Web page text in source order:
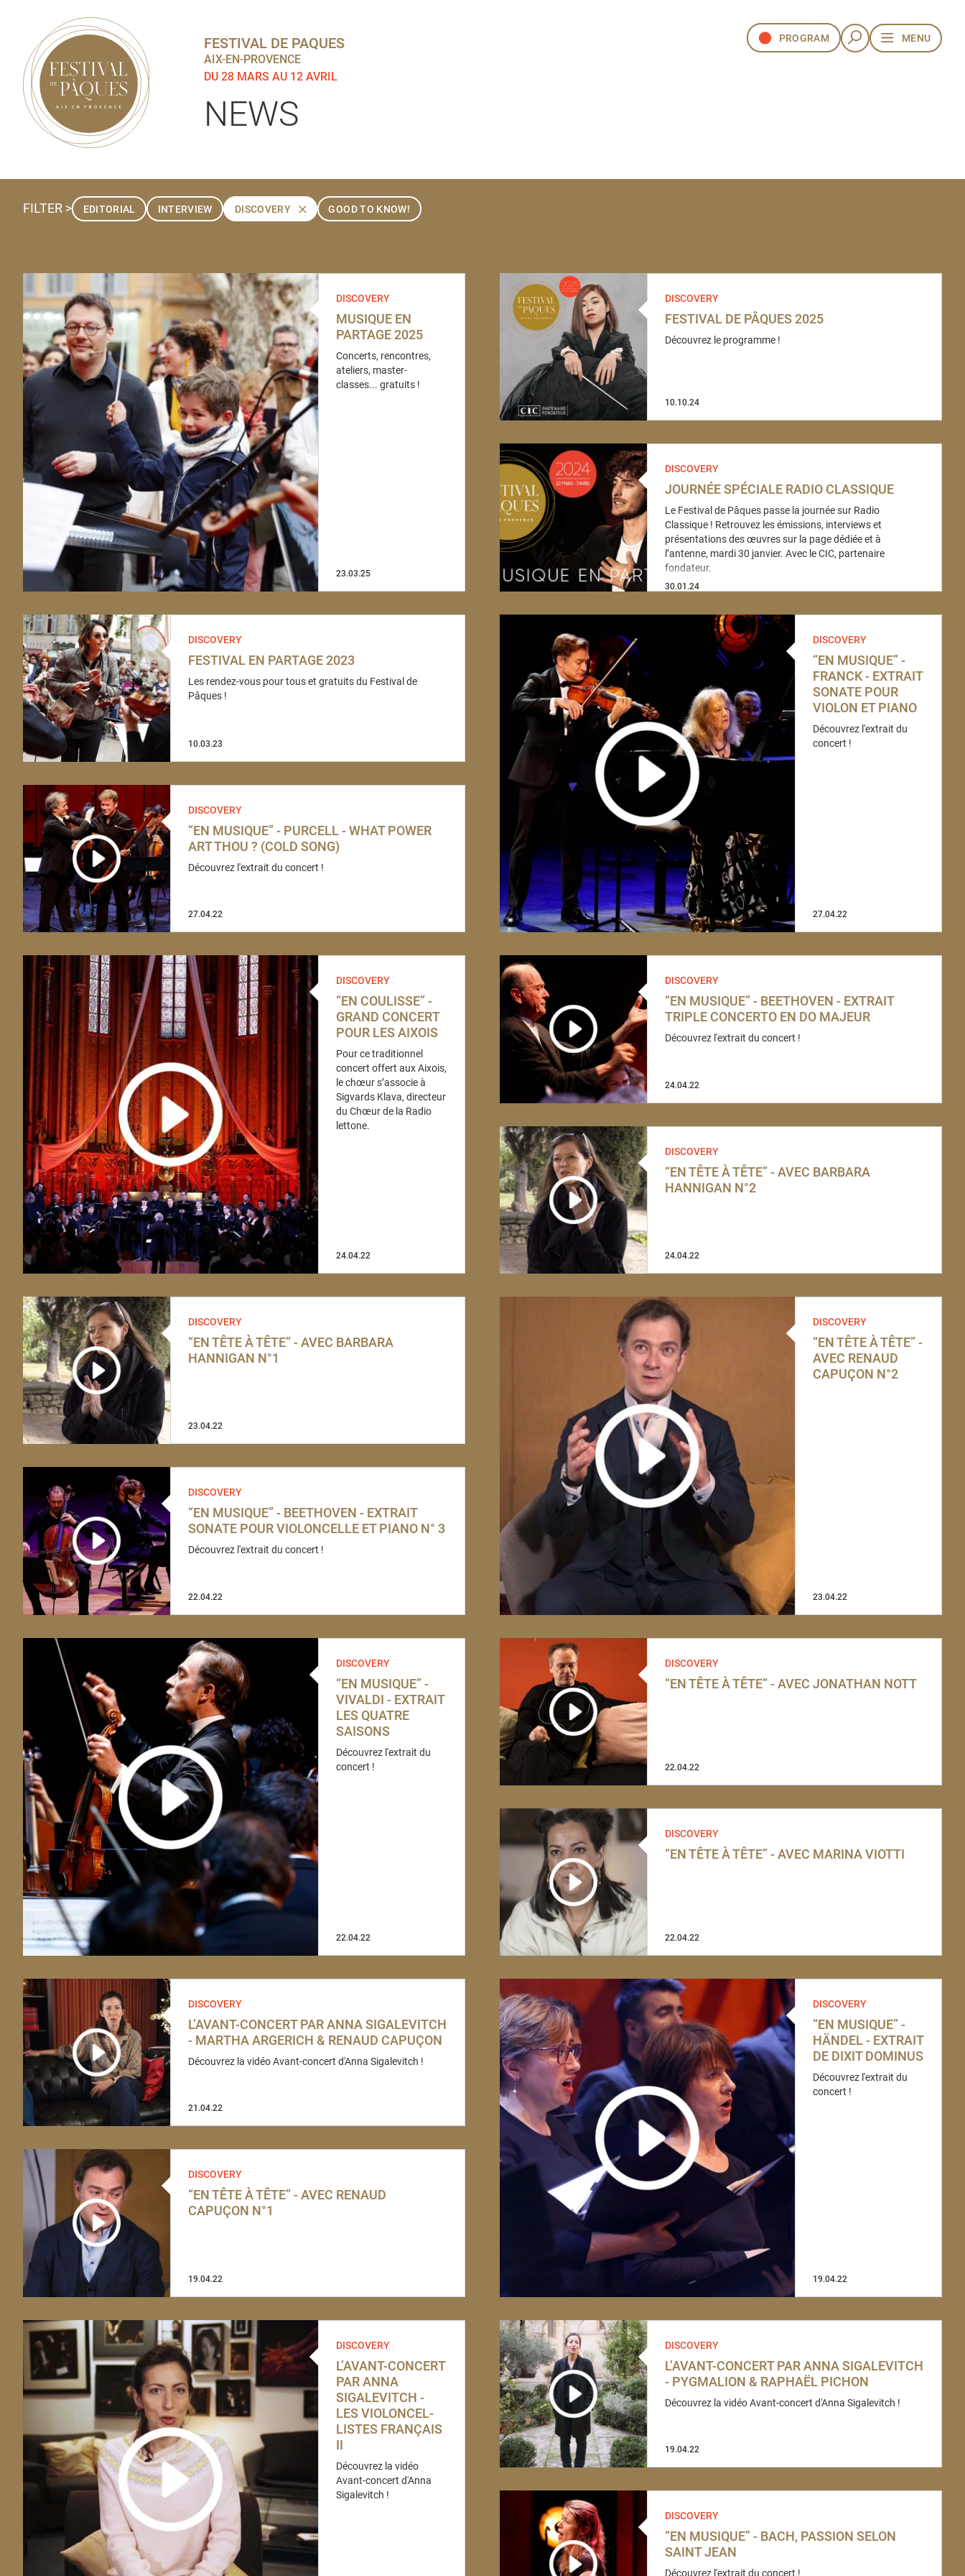
PROGRAM MENU
FESTIVAL DE PAQUES
AIX-EN-PROVENCE
DU 28 MARS AU 12 AVRIL
NEWS
FILTER > EDITORIAL INTERVIEW DISCOVERY GOOD TO KNOW!
DISCOVERY
MUSIQUE EN
PARTAGE 2025
Concerts, rencontres,
ateliers, master-
classes... gratuits !
23.03.25
DISCOVERY
FESTIVAL DE PÂQUES 2025
Découvrez le programme !
10.10.24
DISCOVERY
JOURNÉE SPÉCIALE RADIO CLASSIQUE
Le Festival de Pâques passe la journée sur Radio
Classique ! Retrouvez les émissions, interviews et
présentations des œuvres sur la page dédiée et à
l’antenne, mardi 30 janvier. Avec le CIC, partenaire
fondateur.
30.01.24
DISCOVERY
FESTIVAL EN PARTAGE 2023
Les rendez-vous pour tous et gratuits du Festival de
Pâques !
10.03.23
DISCOVERY
“EN MUSIQUE” -
FRANCK - EXTRAIT
SONATE POUR
VIOLON ET PIANO
Découvrez l'extrait du
concert !
27.04.22
DISCOVERY
“EN MUSIQUE” - PURCELL - WHAT POWER
ART THOU ? (COLD SONG)
Découvrez l'extrait du concert !
27.04.22
DISCOVERY
“EN COULISSE” -
GRAND CONCERT
POUR LES AIXOIS
Pour ce traditionnel
concert offert aux Aixois,
le chœur s’associe à
Sigvards Klava, directeur
du Chœur de la Radio
lettone.
24.04.22
DISCOVERY
“EN MUSIQUE” - BEETHOVEN - EXTRAIT
TRIPLE CONCERTO EN DO MAJEUR
Découvrez l'extrait du concert !
24.04.22
DISCOVERY
“EN TÊTE À TÊTE” - AVEC BARBARA
HANNIGAN N°2
24.04.22
DISCOVERY
“EN TÊTE À TÊTE” - AVEC BARBARA
HANNIGAN N°1
23.04.22
DISCOVERY
“EN TÊTE À TÊTE” -
AVEC RENAUD
CAPUÇON N°2
23.04.22
DISCOVERY
“EN MUSIQUE” - BEETHOVEN - EXTRAIT
SONATE POUR VIOLON­CELLE ET PIANO N° 3
Découvrez l'extrait du concert !
22.04.22
DISCOVERY
“EN MUSIQUE” -
VIVALDI - EXTRAIT
LES QUATRE
SAISONS
Découvrez l'extrait du
concert !
22.04.22
DISCOVERY
“EN TÊTE À TÊTE” - AVEC JONATHAN NOTT
22.04.22
DISCOVERY
“EN TÊTE À TÊTE” - AVEC MARINA VIOTTI
22.04.22
DISCOVERY
L’AVANT-CONCERT PAR ANNA SIGALEVITCH
- MARTHA ARGERICH & RENAUD CAPUÇON
Découvrez la vidéo Avant-concert d'Anna Sigalevitch !
21.04.22
DISCOVERY
“EN MUSIQUE” -
HÄNDEL - EXTRAIT
DE DIXIT DOMINUS
Découvrez l'extrait du
concert !
19.04.22
DISCOVERY
“EN TÊTE À TÊTE” - AVEC RENAUD
CAPUÇON N°1
19.04.22
DISCOVERY
L’AVANT-CONCERT
PAR ANNA
SIGALEVITCH -
LES VIOLON­CEL­
LISTES FRANÇAIS
II
Découvrez la vidéo
Avant-concert d'Anna
Sigalevitch !
DISCOVERY
L’AVANT-CONCERT PAR ANNA SIGALEVITCH
- PYGMALION & RAPHAËL PICHON
Découvrez la vidéo Avant-concert d'Anna Sigalevitch !
19.04.22
DISCOVERY
“EN MUSIQUE” - BACH, PASSION SELON
SAINT JEAN
Découvrez l'extrait du concert !